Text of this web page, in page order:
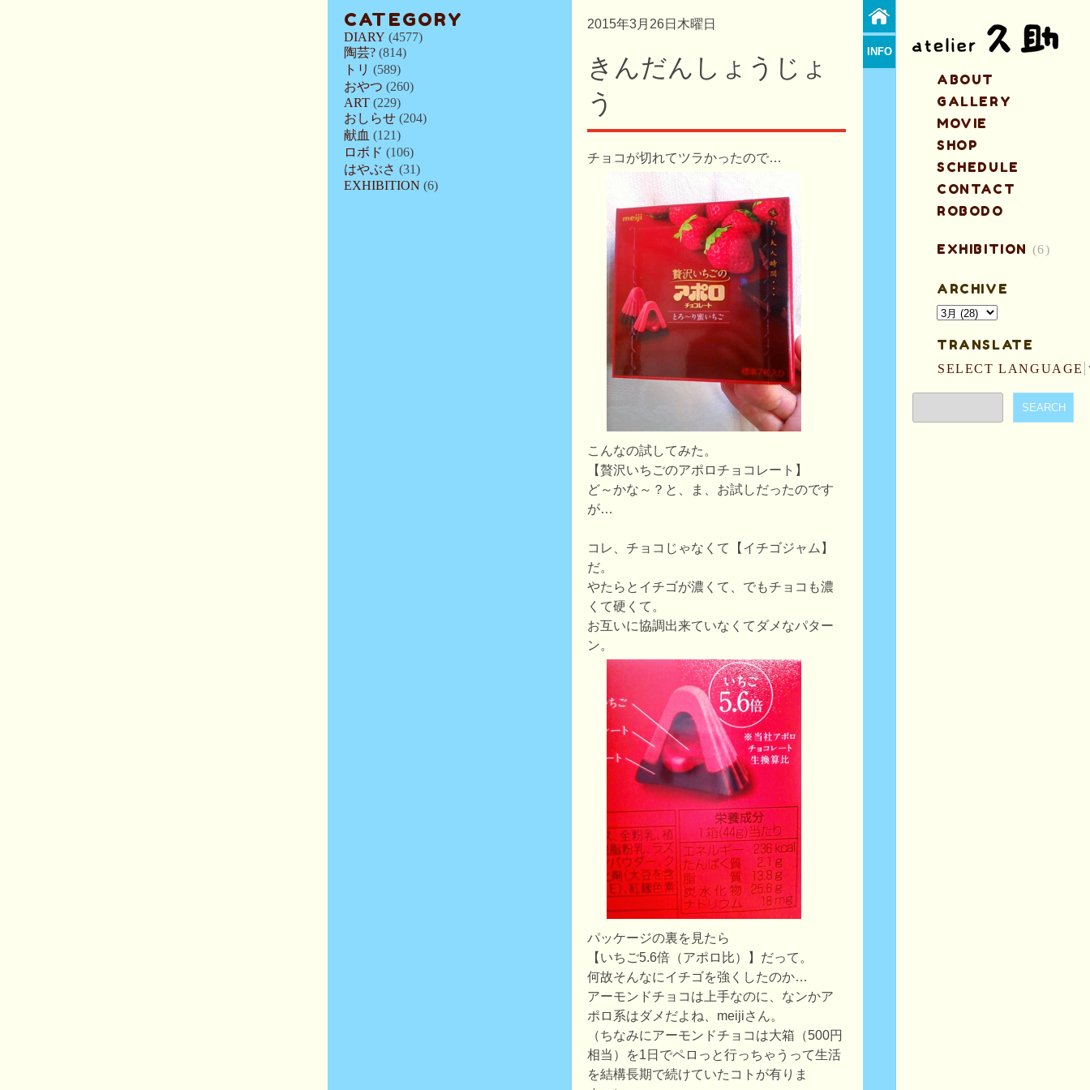
CATEGORY
DIARY (4577)
陶芸? (814)
トリ (589)
おやつ (260)
ART (229)
おしらせ (204)
献血 (121)
ロボド (106)
はやぶさ (31)
EXHIBITION (6)
2015年3月26日木曜日
きんだんしょうじょ
う
チョコが切れてツラかったので…
こんなの試してみた。
【贅沢いちごのアポロチョコレート】
ど～かな～？と、ま、お試しだったのです
が…
コレ、チョコじゃなくて【イチゴジャム】
だ。
やたらとイチゴが濃くて、でもチョコも濃
くて硬くて。
お互いに協調出来ていなくてダメなパター
ン。
パッケージの裏を見たら
【いちご5.6倍（アポロ比）】だって。
何故そんなにイチゴを強くしたのか…
アーモンドチョコは上手なのに、なンかア
ポロ系はダメだよね、meijiさん。
（ちなみにアーモンドチョコは大箱（500円
相当）を1日でペロっと行っちゃうって生活
を結構長期で続けていたコトが有りま
INFO
ABOUT
GALLERY
MOVIE
SHOP
SCHEDULE
CONTACT
ROBODO
EXHIBITION (6)
ARCHIVE
TRANSLATE
SELECT LANGUAGE